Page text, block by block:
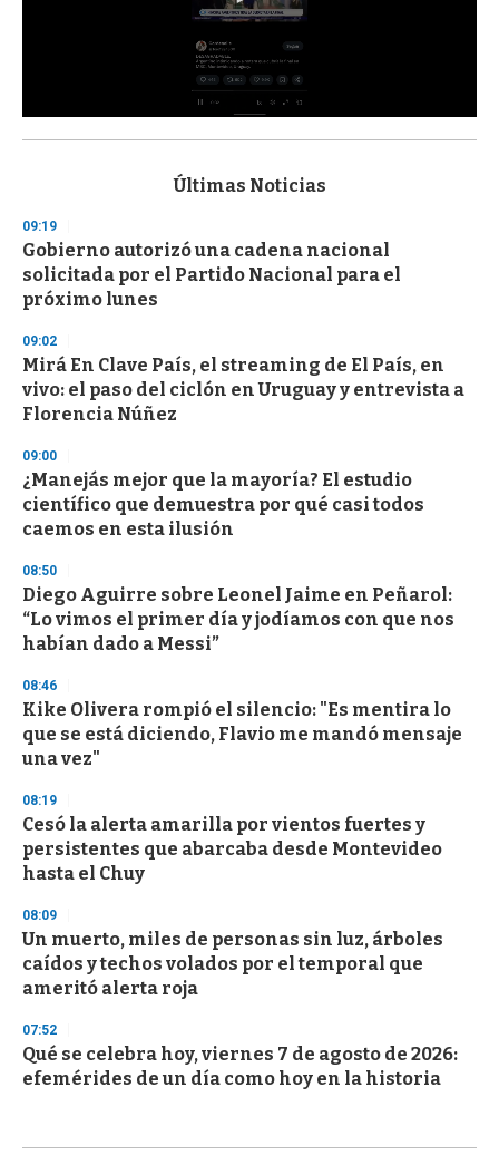
s
d
s
o
f
3
s
e
c
o
n
Últimas Noticias
09:19
Gobierno autorizó una cadena nacional
solicitada por el Partido Nacional para el
próximo lunes
09:02
Mirá En Clave País, el streaming de El País, en
vivo: el paso del ciclón en Uruguay y entrevista a
Florencia Núñez
09:00
¿Manejás mejor que la mayoría? El estudio
científico que demuestra por qué casi todos
caemos en esta ilusión
08:50
Diego Aguirre sobre Leonel Jaime en Peñarol:
“Lo vimos el primer día y jodíamos con que nos
habían dado a Messi”
08:46
Kike Olivera rompió el silencio: "Es mentira lo
que se está diciendo, Flavio me mandó mensaje
una vez"
08:19
Cesó la alerta amarilla por vientos fuertes y
persistentes que abarcaba desde Montevideo
hasta el Chuy
08:09
Un muerto, miles de personas sin luz, árboles
caídos y techos volados por el temporal que
ameritó alerta roja
07:52
Qué se celebra hoy, viernes 7 de agosto de 2026:
efemérides de un día como hoy en la historia